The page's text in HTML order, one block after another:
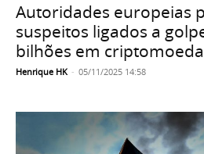
Autoridades europeias
suspeitos ligados a
bilhões em
Henrique HK - 05/11/2025 14:58